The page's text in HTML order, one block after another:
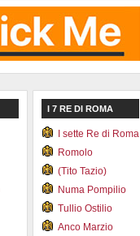
I 7 RE DI ROMA
I sette Re di Roma
Romolo
(Tito Tazio)
Numa Pompilio
Tullio Ostilio
Anco Marzio